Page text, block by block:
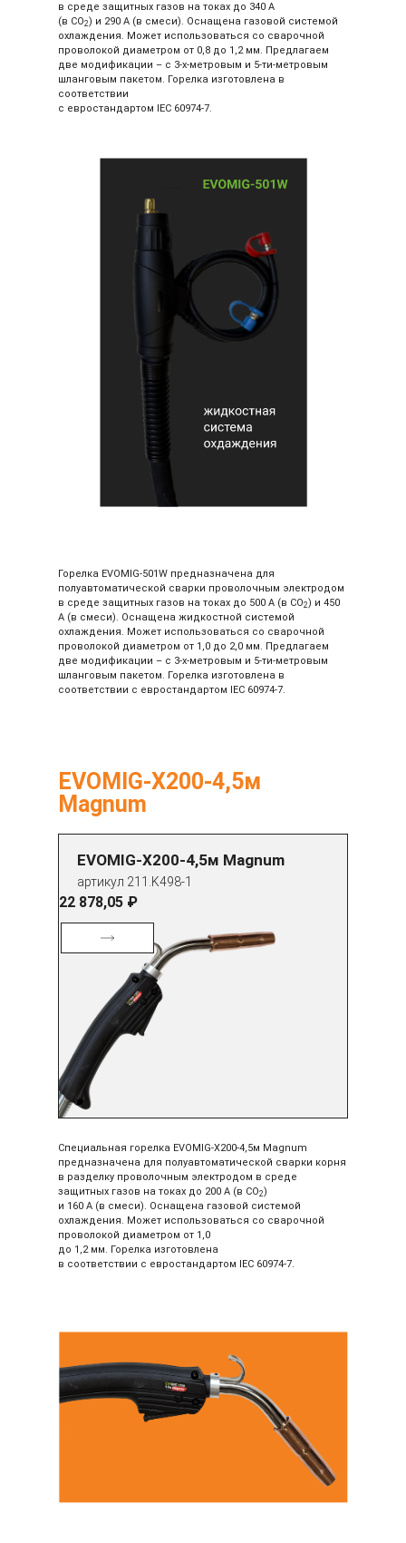
в среде защитных газов на токах до 340 А
(в СО2) и 290 А (в смеси). Оснащена газовой системой
охлаждения. Может использоваться со сварочной
проволокой диаметром от 0,8 до 1,2 мм. Предлагаем
две модификации – с 3-х-метровым и 5-ти-метровым
шланговым пакетом. Горелка изготовлена в
соответствии
с евростандартом ІЕС 60974-7.
Горелка EVOMIG-501W предназначена для
полуавтоматической сварки проволочным электродом
в среде защитных газов на токах до 500 А (в СО2) и 450
А (в смеси). Оснащена жидкостной системой
охлаждения. Может использоваться со сварочной
проволокой диаметром от 1,0 до 2,0 мм. Предлагаем
две модификации – с 3-х-метровым и 5-ти-метровым
шланговым пакетом. Горелка изготовлена в
соответствии с евростандартом ІЕС 60974-7.
EVOMIG-X200-4,5м
Magnum
EVOMIG-X200-4,5м Magnum
артикул 211.K498-1
22 878,05 ₽
Специальная горелка EVOMIG-Х200-4,5м Magnum
предназначена для полуавтоматической сварки корня
в разделку проволочным электродом в среде
защитных газов на токах до 200 А (в СО2)
и 160 А (в смеси). Оснащена газовой системой
охлаждения. Может использоваться со сварочной
проволокой диаметром от 1,0
до 1,2 мм. Горелка изготовлена
в соответствии с евростандартом ІЕС 60974-7.